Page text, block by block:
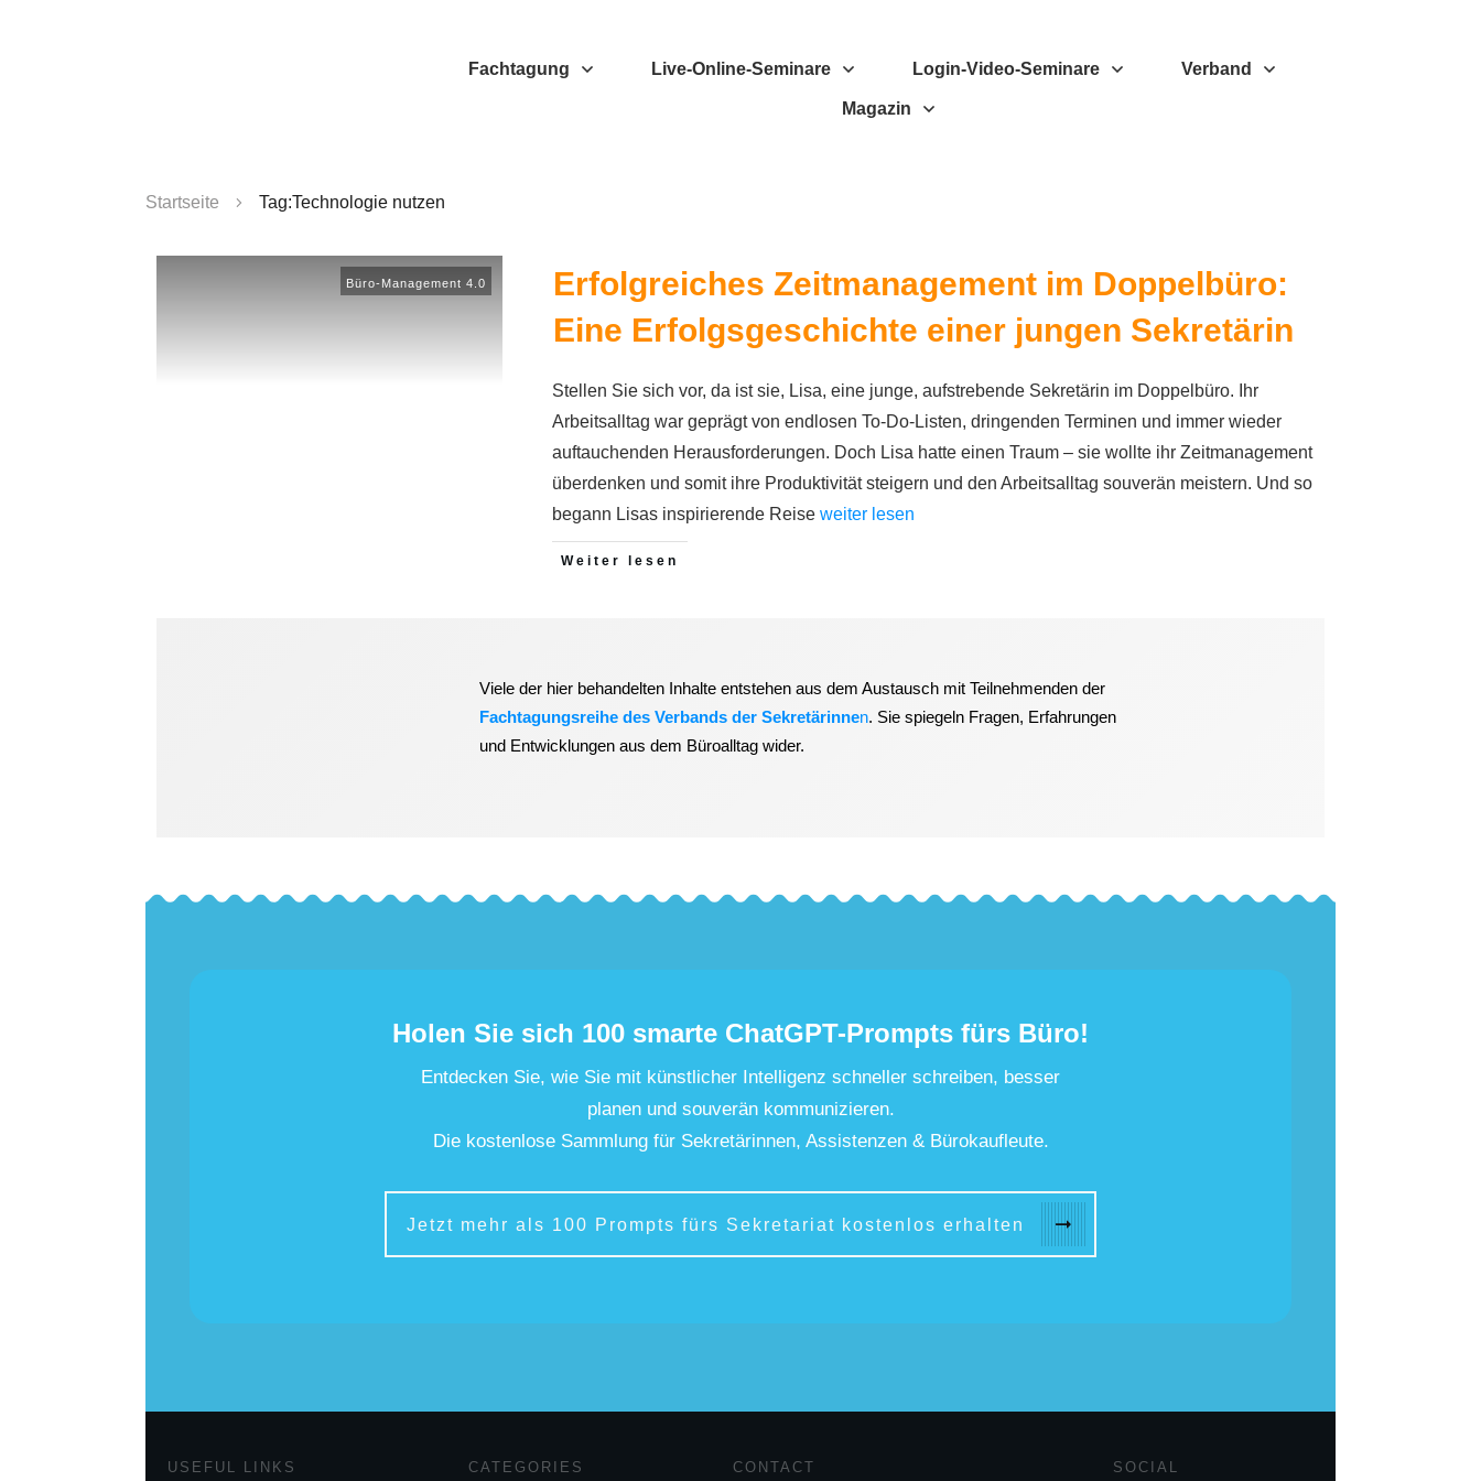
Fachtagung Live-Online-Seminare Login-Video-Seminare Verband
Magazin
Startseite Tag:Technologie nutzen
Büro-Management 4.0
Erfolgreiches Zeitmanagement im Doppelbüro:
Eine Erfolgsgeschichte einer jungen Sekretärin
Stellen Sie sich vor, da ist sie, Lisa, eine junge, aufstrebende Sekretärin im Doppelbüro. Ihr
Arbeitsalltag war geprägt von endlosen To-Do-Listen, dringenden Terminen und immer wieder
auftauchenden Herausforderungen. Doch Lisa hatte einen Traum – sie wollte ihr Zeitmanagement
überdenken und somit ihre Produktivität steigern und den Arbeitsalltag souverän meistern. Und so
begann Lisas inspirierende Reiseweiter lesen
Weiter lesen
Viele der hier behandelten Inhalte entstehen aus dem Austausch mit Teilnehmenden der
Fachtagungsreihe des Verbands der Sekretärinnen. Sie spiegeln Fragen, Erfahrungen
und Entwicklungen aus dem Büroalltag wider.
Holen Sie sich 100 smarte ChatGPT-Prompts fürs Büro!
Entdecken Sie, wie Sie mit künstlicher Intelligenz schneller schreiben, besser
planen und souverän kommunizieren.
Die kostenlose Sammlung für Sekretärinnen, Assistenzen & Bürokaufleute.
Jetzt mehr als 100 Prompts fürs Sekretariat kostenlos erhalten
USEFUL LINKS CATEGORIES CONTACT SOCIAL